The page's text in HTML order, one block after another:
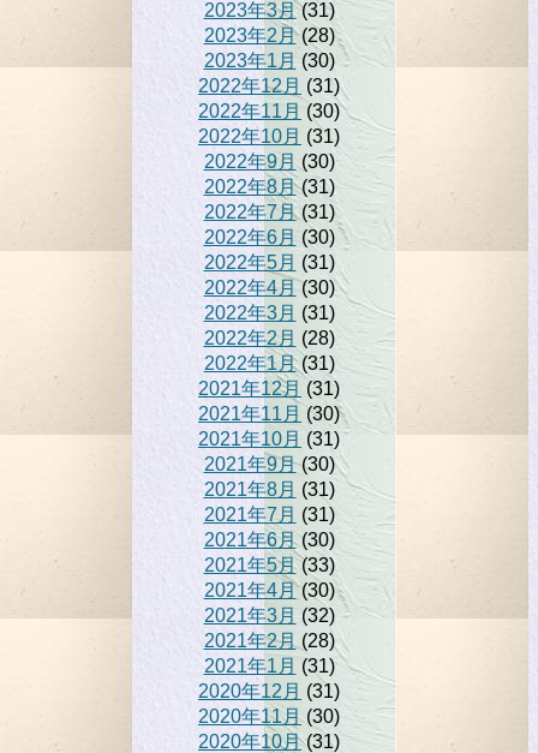
2023年3月(31)
2023年2月(28)
2023年1月(30)
2022年12月 (31)
2022年11月 (30)
2022年10月 (31)
2022年9月 (30)
2022年8月(31)
2022年7月(31)
2022年6月 (30)
2022年5月 (31)
2022年4月 (30)
2022年3月 (31)
2022年2月 (28)
2022年1月(31)
2021年12月 (31)
2021年11月 (30)
2021年10月 (31)
2021年9月(30)
2021年8月 (31)
2021年7月 (31)
2021年6月(30)
2021年5月(33)
2021年4月(30)
2021年3月(32)
2021年2月 (28)
2021年1月 (31)
2020年12月 (31)
2020年11月(30)
2020年10月(31)